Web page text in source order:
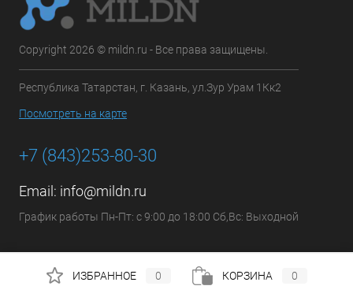
Copyright 2026 © mildn.ru - Все права защищены.
Республика Татарстан, г. Казань, ул.Зур Урам 1Кк2
Посмотреть на карте
+7 (843)253-80-30
Email: info@mildn.ru
График работы Пн-Пт: с 9:00 до 18:00 Сб,Вс: Выходной
ИЗБРАННОЕ 0 КОРЗИНА 0